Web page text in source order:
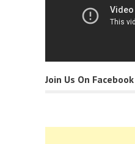
Join Us On Facebook